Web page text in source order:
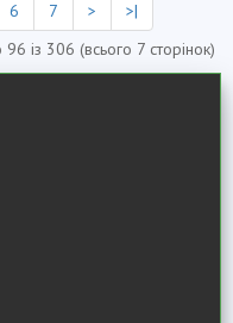
6 7 >
>|
із 306 (всього 7 сторінок)